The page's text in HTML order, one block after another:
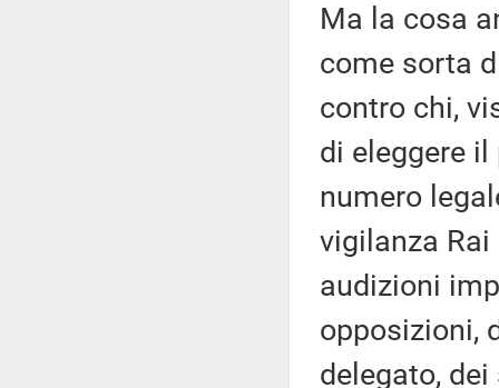
Ma la cosa
come sorta
contro chi,
di eleggere
numero
vigilanza Rai
audizioni
opposizioni,
delegato,